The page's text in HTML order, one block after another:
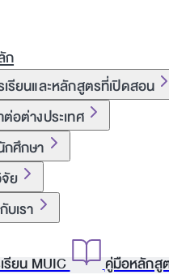
ก
รียนและหลักสูตรที่เปิดสอน
อต่างประเทศ
ศึกษา
ย
บเรา
รียน MUIC คู่มือหลัก